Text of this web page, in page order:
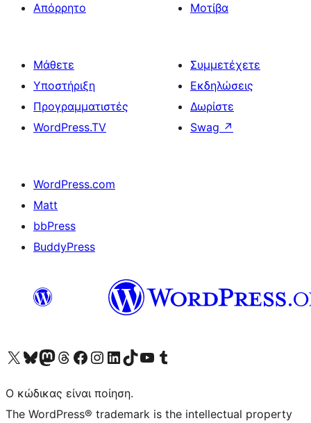
Απόρρητο
Μοτίβα
Μάθετε
Υποστήριξη
Προγραμματιστές
WordPress.TV
Συμμετέχετε
Εκδηλώσεις
Δωρίστε
Swag ↗
WordPress.com
Matt
bbPress
BuddyPress
Visit our X (formerly Twitter) account
Visit our Bluesky account
Επισκεφθείτε τον λογαριασμό μας στο Mastodon
Visit our Threads account
Επισκεφτείτε τη σελίδα μας στο Facebook
Επισκεφθείτε τον λογαριασμό μας Instagram
Επισκεφθείτε τον λογαριασμό μας LinkedIn
Visit our TikTok account
Visit our YouTube channel
Visit our Tumblr account
Ο κώδικας είναι ποίηση.
The WordPress® trademark is the intellectual property